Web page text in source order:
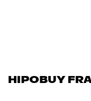
HIPOBUY